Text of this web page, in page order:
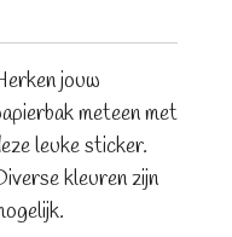
jouw
meteen met
leuke sticker.
kleuren zijn